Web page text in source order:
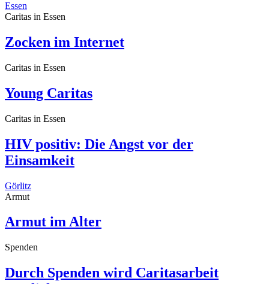
Essen
Caritas in Essen
Zocken im Internet
Caritas in Essen
Young Caritas
Caritas in Essen
HIV positiv: Die Angst vor der
Einsamkeit
Görlitz
Armut
Armut im Alter
Spenden
Durch Spenden wird Caritasarbeit